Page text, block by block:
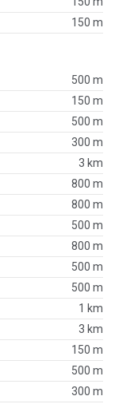
150 m
500 m
150 m
500 m
300 m
3 km
800 m
800 m
500 m
800 m
500 m
500 m
1 km
3 km
150 m
500 m
300 m